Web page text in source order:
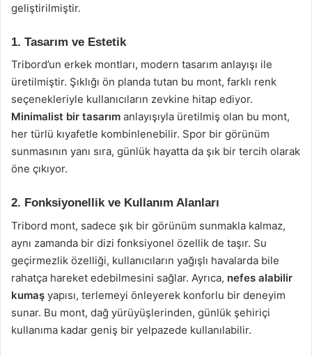
geliştirilmiştir.
1. Tasarım ve Estetik
Tribord’un erkek montları, modern tasarım anlayışı ile
üretilmiştir. Şıklığı ön planda tutan bu mont, farklı renk
seçenekleriyle kullanıcıların zevkine hitap ediyor.
Minimalist bir tasarım anlayışıyla üretilmiş olan bu mont,
her türlü kıyafetle kombinlenebilir. Spor bir görünüm
sunmasının yanı sıra, günlük hayatta da şık bir tercih olarak
öne çıkıyor.
2. Fonksiyonellik ve Kullanım Alanları
Tribord mont, sadece şık bir görünüm sunmakla kalmaz,
aynı zamanda bir dizi fonksiyonel özellik de taşır. Su
geçirmezlik özelliği, kullanıcıların yağışlı havalarda bile
rahatça hareket edebilmesini sağlar. Ayrıca, nefes alabilir
kumaş yapısı, terlemeyi önleyerek konforlu bir deneyim
sunar. Bu mont, dağ yürüyüşlerinden, günlük şehiriçi
kullanıma kadar geniş bir yelpazede kullanılabilir.